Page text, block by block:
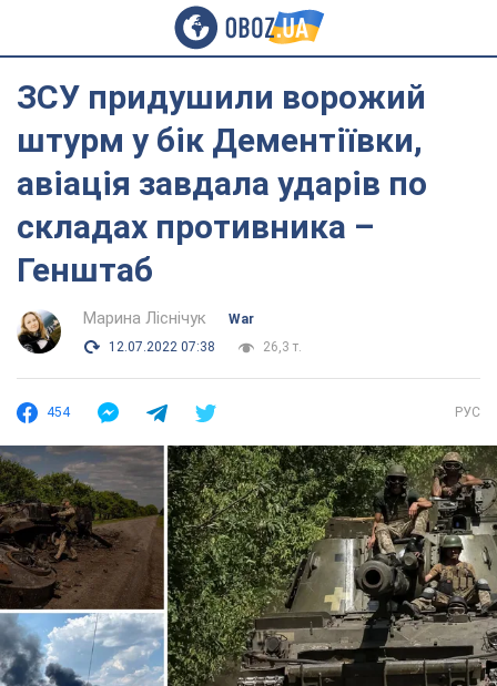
ЗСУ придушили ворожий
штурм у бік Дементіївки,
авіація завдала ударів по
складах противника –
Генштаб
Марина Ліснічук
War
12.07.2022 07:38
26,3 т.
454 РУС